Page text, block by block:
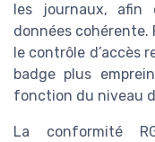
les journaux,
données
le contrôle d’accès
badge plus
fonction du niveau
La conformité